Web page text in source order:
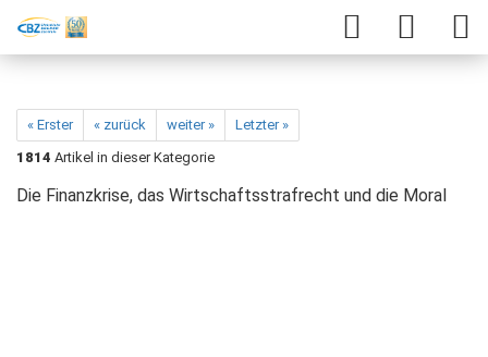
« Erster « zurück weiter »
Letzter »
1814 Artikel in dieser Kategorie
Die Finanzkrise, das Wirtschaftsstrafrecht und die Moral